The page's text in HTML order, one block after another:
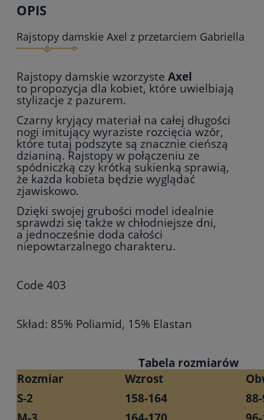
OPIS
Rajstopy damskie Axel z przetarciem Gabriella
Rajstopy damskie wzorzyste Axel
to propozycja dla kobiet, które uwielbiają
stylizacje z pazurem.
Czarny kryjący materiał na całej długości
nogi imitujący wyraziste rozcięcia wzór,
które tutaj podszyte są znacznie cieńszą
dzianiną. Rajstopy w połączeniu ze
spódniczką czy krótką sukienką sprawią,
że każda kobieta będzie wyglądać
zjawiskowo.
Dzięki swojej grubości model idealnie
sprawdzi się także w chłodniejsze dni,
a jednocześnie doda całości
niepowtarzalnego charakteru.
Code 403
Skład: 85% Poliamid, 15% Elastan
Tabela rozmiarów
Rozmiar
Wzrost
S-2
158-164